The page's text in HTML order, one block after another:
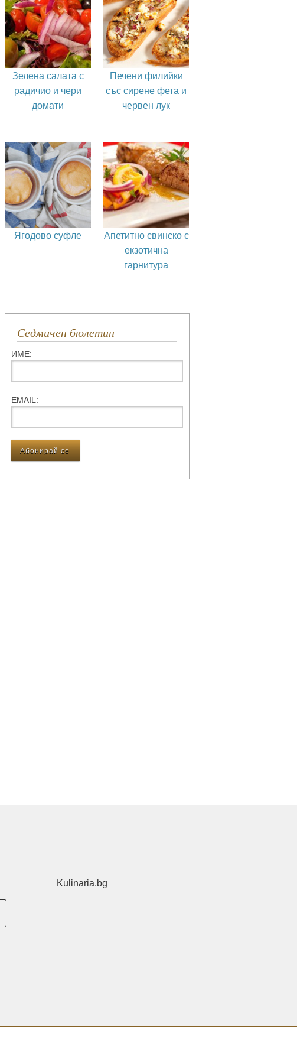
Зелена салата с
радичио и чери
домати
Печени филийки
със сирене фета и
червен лук
Ягодово суфле
Апетитно свинско с
екзотична
гарнитура
Седмичен бюлетин
ИМЕ:
ЕMAIL:
Kulinaria.bg